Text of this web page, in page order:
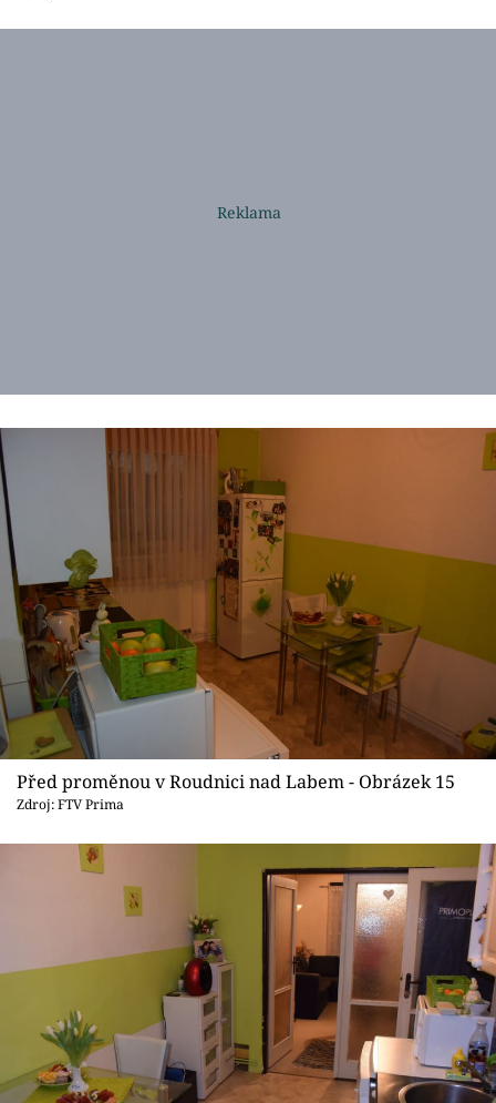
Před proměnou v Roudnici nad Labem - Obrázek 15
Zdroj: FTV Prima